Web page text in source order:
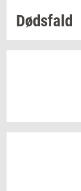
Døds­fald